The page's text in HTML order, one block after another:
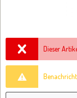
Dieser